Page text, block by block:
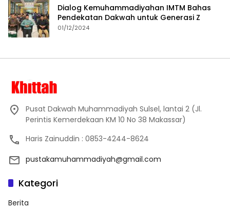
Dialog Kemuhammadiyahan IMTM Bahas
Pendekatan Dakwah untuk Generasi Z
01/12/2024
Pusat Dakwah Muhammadiyah Sulsel, lantai 2 (Jl.
Perintis Kemerdekaan KM 10 No 38 Makassar)
Haris Zainuddin : 0853-4244-8624
pustakamuhammadiyah@gmail.com
Kategori
Berita